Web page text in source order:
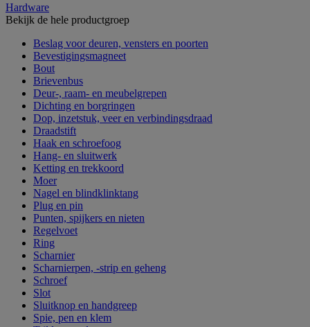
Hardware
Bekijk de hele productgroep
Beslag voor deuren, vensters en poorten
Bevestigingsmagneet
Bout
Brievenbus
Deur-, raam- en meubelgrepen
Dichting en borgringen
Dop, inzetstuk, veer en verbindingsdraad
Draadstift
Haak en schroefoog
Hang- en sluitwerk
Ketting en trekkoord
Moer
Nagel en blindklinktang
Plug en pin
Punten, spijkers en nieten
Regelvoet
Ring
Scharnier
Scharnierpen, -strip en geheng
Schroef
Slot
Sluitknop en handgreep
Spie, pen en klem